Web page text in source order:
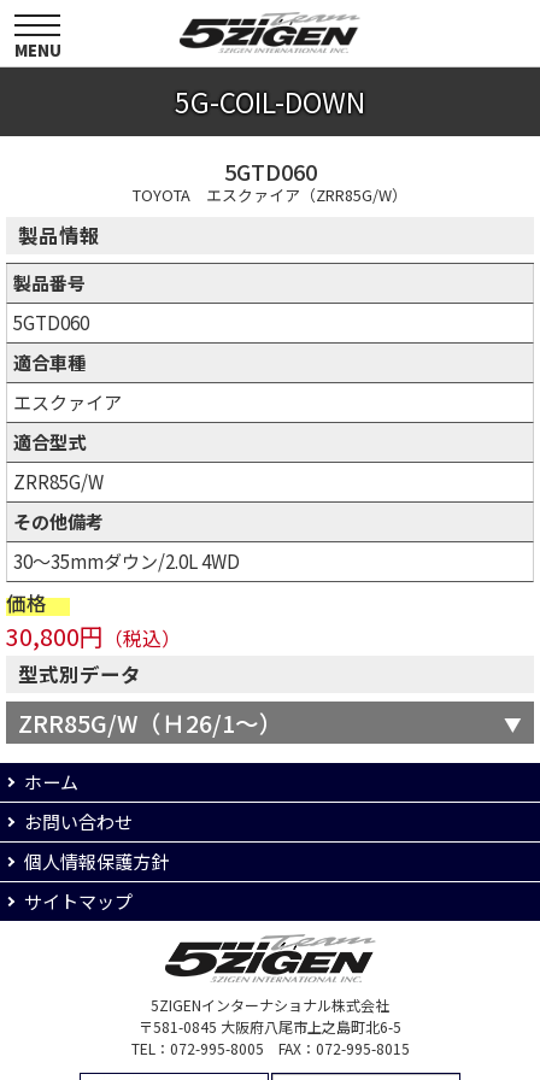
toggle
navigation
MENU
5G-COIL-DOWN
5GTD060
TOYOTA エスクァイア（ZRR85G/W）
製品情報
製品番号
5GTD060
適合車種
エスクァイア
適合型式
ZRR85G/W
その他備考
30～35mmダウン/2.0L 4WD
価格
30,800円 （税込）
型式別データ
ZRR85G/W（Ｈ26/1～）
ホーム
お問い合わせ
個人情報保護方針
サイトマップ
5ZIGENインターナショナル株式会社
〒581-0845 大阪府八尾市上之島町北6-5
TEL：072-995-8005 FAX：072-995-8015